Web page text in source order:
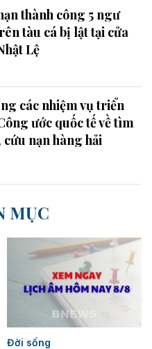
thành công 5 ngư
tàu cá bị lật tại cửa
Lệ
các nhiệm vụ triển
ước quốc tế về tìm
cứu nạn hàng hải
MỤC
Đời sống